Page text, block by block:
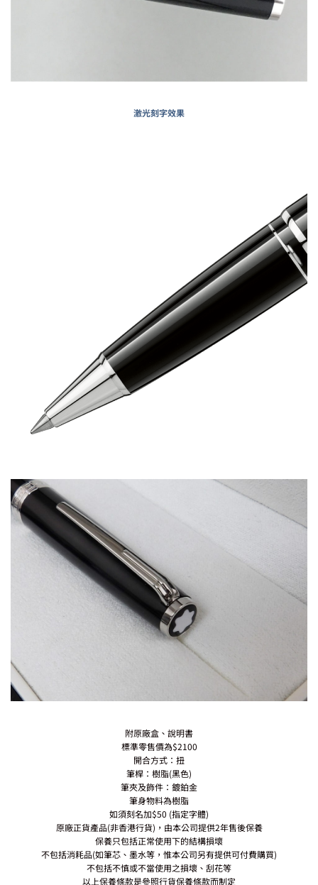
激光刻字效果
附原廠盒、說明書
標準零售價為$2100
開合方式：扭
筆桿：樹脂(黑色)
筆夾及飾件：鍍鉑金
筆身物料為樹脂
如須刻名加$50 (指定字體)
原廠正貨產品(非香港行貨)，由本公司提供2年售後保養
保養只包括正常使用下的結構損壞
不包括消耗品(如筆芯、墨水等，惟本公司另有提供可付費購買)
不包括不慎或不當使用之損壞、刮花等
以上保養條款是參照行貨保養條款而制定